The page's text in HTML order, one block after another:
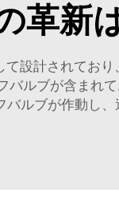
革新
設計されてお
バルブが含まれ
バルブが作動し